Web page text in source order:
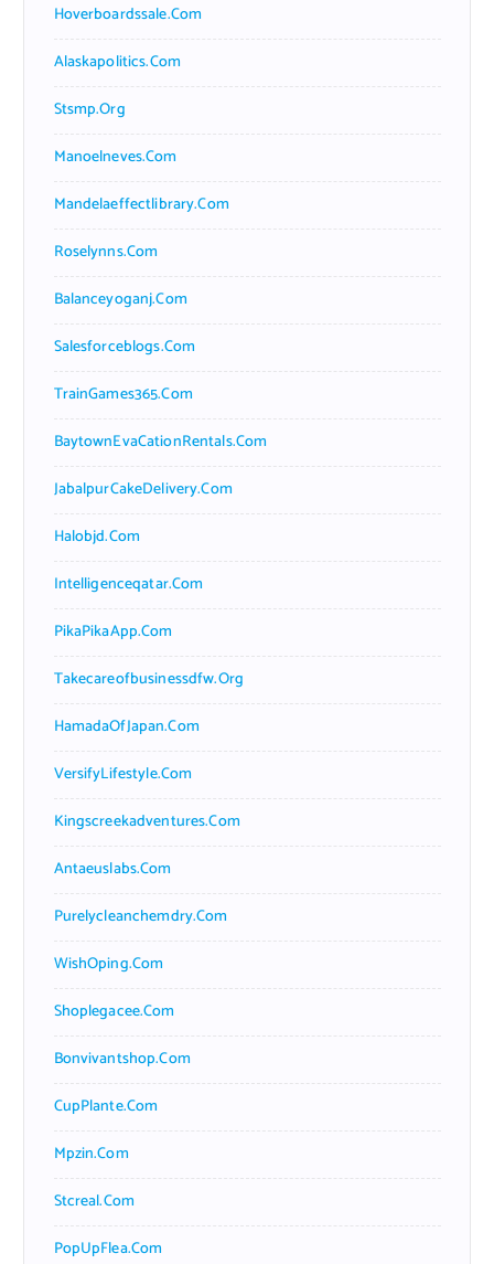
Hoverboardssale.com
Alaskapolitics.com
Stsmp.org
Manoelneves.com
Mandelaeffectlibrary.com
Roselynns.com
Balanceyoganj.com
Salesforceblogs.com
TrainGames365.com
BaytownEvaCationRentals.com
JabalpurCakeDelivery.com
Halobjd.com
Intelligenceqatar.com
PikaPikaApp.com
Takecareofbusinessdfw.org
HamadaOfJapan.com
VersifyLifestyle.com
Kingscreekadventures.com
Antaeuslabs.com
Purelycleanchemdry.com
WishOping.com
Shoplegacee.com
Bonvivantshop.com
CupPlante.com
Mpzin.com
Stcreal.com
PopUpFlea.com